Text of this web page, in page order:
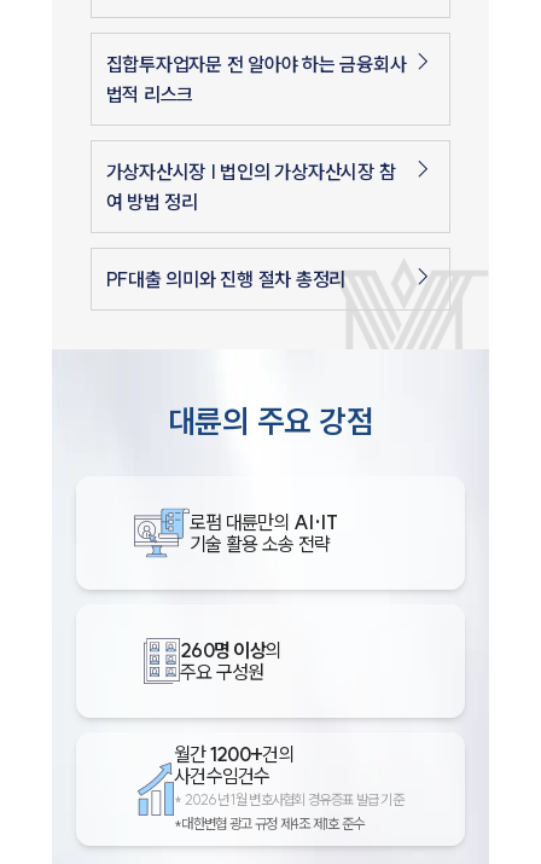
집합투자업자문 전 알아야 하는 금융회사
법적 리스크
가상자산시장 | 법인의 가상자산시장 참
여 방법 정리
PF대출 의미와 진행 절차 총정리
대륜의 주요 강점
로펌 대륜만의 AI·IT
기술 활용 소송 전략
260명 이상의
주요 구성원
월간1200+건의
사건수임건수
* 2026년 1월 변호사협회 경유증표 발급 기준
*대한변협 광고 규정 제4조 제1호 준수